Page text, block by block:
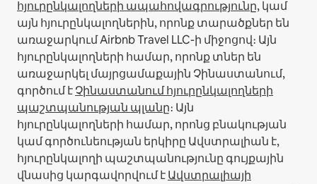
հյուրընկալողների ապահովագրությունը, կամ
այն հյուրընկալողներին, որոնք տարածքներ են
առաջարկում Airbnb Travel LLC-ի միջոցով։ Այն
հյուրընկալողների համար, որոնք տներ են
առաջարկել մայրցամաքային Չինաստանում,
գործում էՉինաստանում հյուրընկալողների
պաշտպանության պլանը։ Այն
հյուրընկալողների համար, որոնց բնակության
կամ գործունեության երկիրը Ավստրալիան է,
հյուրընկալողի պաշտպանությունը գույքային
վնասից կարգավորվում էԱվստրալիայի